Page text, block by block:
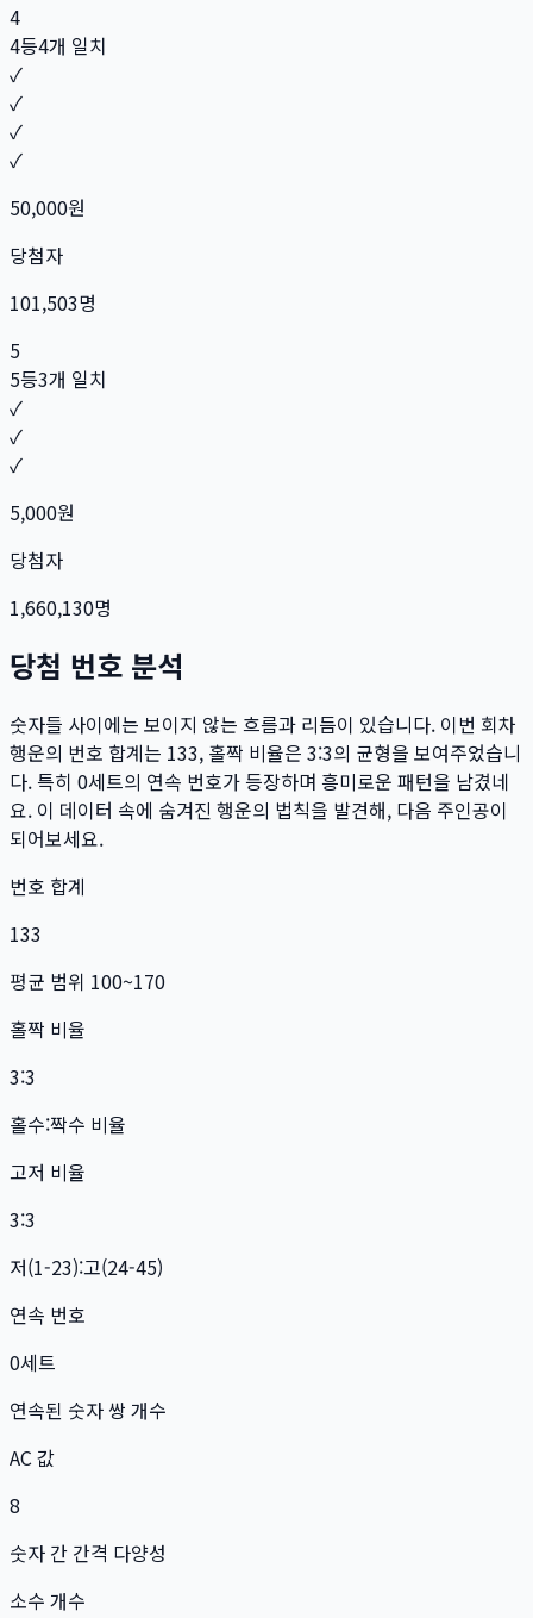
4
4등4개 일치
✓
✓
✓
✓
50,000원
당첨자
101,503명
5
5등3개 일치
✓
✓
✓
5,000원
당첨자
1,660,130명
당첨 번호 분석
숫자들 사이에는 보이지 않는 흐름과 리듬이 있습니다. 이번 회차
행운의 번호 합계는 133, 홀짝 비율은 3:3의 균형을 보여주었습니
다. 특히 0세트의 연속 번호가 등장하며 흥미로운 패턴을 남겼네
요. 이 데이터 속에 숨겨진 행운의 법칙을 발견해, 다음 주인공이
되어보세요.
번호 합계
133
평균 범위 100~170
홀짝 비율
3:3
홀수:짝수 비율
고저 비율
3:3
저(1-23):고(24-45)
연속 번호
0세트
연속된 숫자 쌍 개수
AC 값
8
숫자 간 간격 다양성
소수 개수